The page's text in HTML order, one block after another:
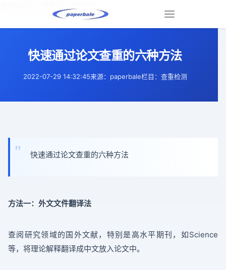
navigation
快速通过论文查重的六种方法
2022-07-29 14:32:45来源：paperbale栏目：查重检测
快速通过论文查重的六种方法
方法一：外文文件翻译法
查阅研究领域的国外文献，特别是高水平期刊，如Science
等，将理论解释翻译成中文放入论文中。